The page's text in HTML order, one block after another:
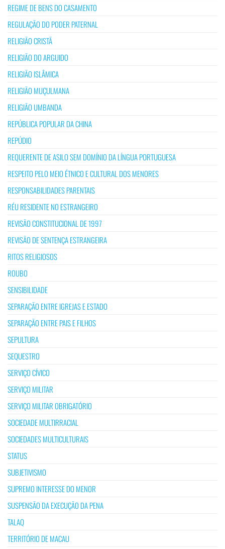
REGIME DE BENS DO CASAMENTO
REGULAÇÃO DO PODER PATERNAL
RELIGIÃO CRISTÃ
RELIGIÃO DO ARGUIDO
RELIGIÃO ISLÂMICA
RELIGIÃO MUÇULMANA
RELIGIÃO UMBANDA
REPÚBLICA POPULAR DA CHINA
REPÚDIO
REQUERENTE DE ASILO SEM DOMÍNIO DA LÍNGUA PORTUGUESA
RESPEITO PELO MEIO ÉTNICO E CULTURAL DOS MENORES
RESPONSABILIDADES PARENTAIS
RÉU RESIDENTE NO ESTRANGEIRO
REVISÃO CONSTITUCIONAL DE 1997
REVISÃO DE SENTENÇA ESTRANGEIRA
RITOS RELIGIOSOS
ROUBO
SENSIBILIDADE
SEPARAÇÃO ENTRE IGREJAS E ESTADO
SEPARAÇÃO ENTRE PAIS E FILHOS
SEPULTURA
SEQUESTRO
SERVIÇO CÍVICO
SERVIÇO MILITAR
SERVIÇO MILITAR OBRIGATÓRIO
SOCIEDADE MULTIRRACIAL
SOCIEDADES MULTICULTURAIS
STATUS
SUBJETIVISMO
SUPREMO INTERESSE DO MENOR
SUSPENSÃO DA EXECUÇÃO DA PENA
TALAQ
TERRITÓRIO DE MACAU